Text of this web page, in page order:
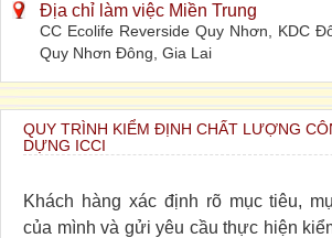
Địa chỉ làm việc Miền Trung
CC Ecolife Reverside Quy Nhơn, KDC
Quy Nhơn Đông, Gia Lai
QUY TRÌNH KIỂM ĐỊNH CHẤT LƯỢNG
DỰNG ICCI
Khách hàng xác định rõ mục tiêu,
của mình và gửi yêu cầu thực hiện